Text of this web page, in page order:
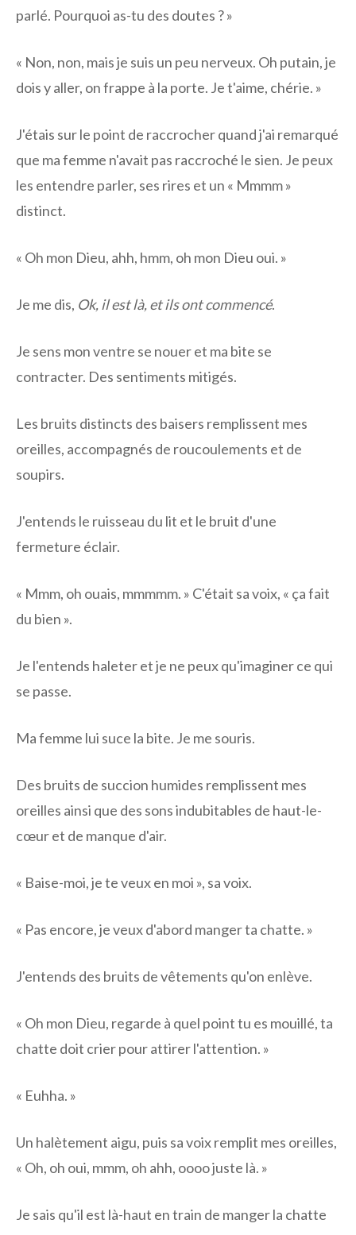
parlé. Pourquoi as-tu des doutes ? »
« Non, non, mais je suis un peu nerveux. Oh putain, je
dois y aller, on frappe à la porte. Je t'aime, chérie. »
J'étais sur le point de raccrocher quand j'ai remarqué
que ma femme n'avait pas raccroché le sien. Je peux
les entendre parler, ses rires et un « Mmmm »
distinct.
« Oh mon Dieu, ahh, hmm, oh mon Dieu oui. »
Je me dis, Ok, il est là, et ils ont commencé.
Je sens mon ventre se nouer et ma bite se
contracter. Des sentiments mitigés.
Les bruits distincts des baisers remplissent mes
oreilles, accompagnés de roucoulements et de
soupirs.
J'entends le ruisseau du lit et le bruit d'une
fermeture éclair.
« Mmm, oh ouais, mmmmm. » C'était sa voix, « ça fait
du bien ».
Je l'entends haleter et je ne peux qu'imaginer ce qui
se passe.
Ma femme lui suce la bite. Je me souris.
Des bruits de succion humides remplissent mes
oreilles ainsi que des sons indubitables de haut-le-
cœur et de manque d'air.
« Baise-moi, je te veux en moi », sa voix.
« Pas encore, je veux d'abord manger ta chatte. »
J'entends des bruits de vêtements qu'on enlève.
« Oh mon Dieu, regarde à quel point tu es mouillé, ta
chatte doit crier pour attirer l'attention. »
« Euhha. »
Un halètement aigu, puis sa voix remplit mes oreilles,
« Oh, oh oui, mmm, oh ahh, oooo juste là. »
Je sais qu'il est là-haut en train de manger la chatte